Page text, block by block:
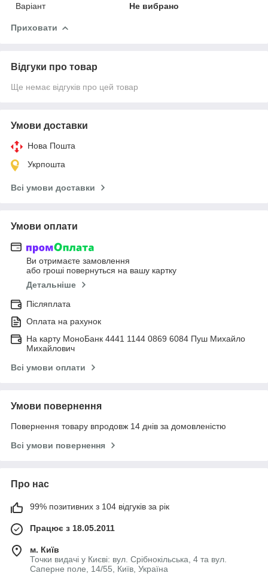
Варіант
Не вибрано
Приховати
Відгуки про товар
Ще немає відгуків про цей товар
Умови доставки
Нова Пошта
Укрпошта
Всі умови доставки
Умови оплати
Ви отримаєте замовлення
або гроші повернуться на вашу картку
Детальніше
Післяплата
Оплата на рахунок
На карту МоноБанк 4441 1144 0869 6084 Пуш Михайло
Михайлович
Всі умови оплати
Умови повернення
Повернення товару впродовж 14 днів за домовленістю
Всі умови повернення
Про нас
99% позитивних з 104 відгуків за рік
Працює з 18.05.2011
м. Київ
Точки видачі у Києві: вул. Срібнокільська, 4 та вул.
Саперне поле, 14/55, Київ, Україна